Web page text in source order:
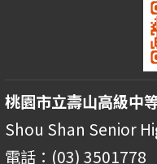
桃園市立壽山高級中
Shou Shan Senior
電話：(03) 3501778